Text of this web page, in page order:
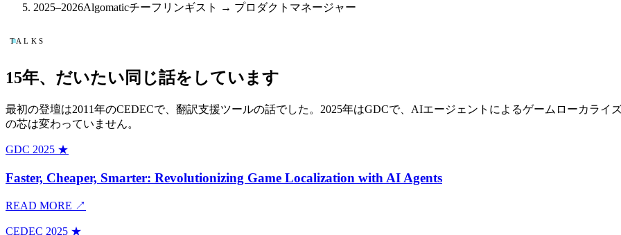
2025–2026Algomaticチーフリンギスト → プロダクトマネージャー
TALKS
15年、だいたい同じ話をしています
最初の登壇は2011年のCEDECで、翻訳支援ツールの話でした。2025年はGDCで、AIエージェントによるゲームローカラ
の芯は変わっていません。
GDC 2025 ★
Faster, Cheaper, Smarter: Revolutionizing Game Localization with AI Agents
READ MORE ↗
CEDEC 2025 ★